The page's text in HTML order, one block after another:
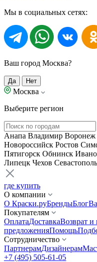
Мы в социальных сетях:
Ваш город Москва?
Да Нет
Москва
Выберите регион
Анапа Владимир Воронеж
Новороссийск Ростов
Пятигорск Обнинск
Липецк Чехов Севастополь
где купить
О компании
О Краски.руБрендыБлог
Покупателям
ОплатаДоставкаВозврат и
предложенияПомощь
Сотрудничество
ПартнерамДизайнерам
+7 (495) 505-61-05